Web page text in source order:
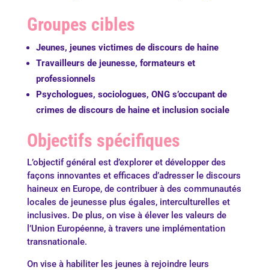
Groupes cibles
Jeunes, jeunes victimes de discours de haine
Travailleurs de jeunesse, formateurs et
professionnels
Psychologues, sociologues, ONG s’occupant de
crimes de discours de haine et inclusion sociale
Objectifs spécifiques
L’objectif général est d’explorer et développer des
façons innovantes et efficaces d’adresser le discours
haineux en Europe, de contribuer à des communautés
locales de jeunesse plus égales, interculturelles et
inclusives. De plus, on vise à élever les valeurs de
l’Union Européenne, à travers une implémentation
transnationale.
On vise à habiliter les jeunes à rejoindre leurs